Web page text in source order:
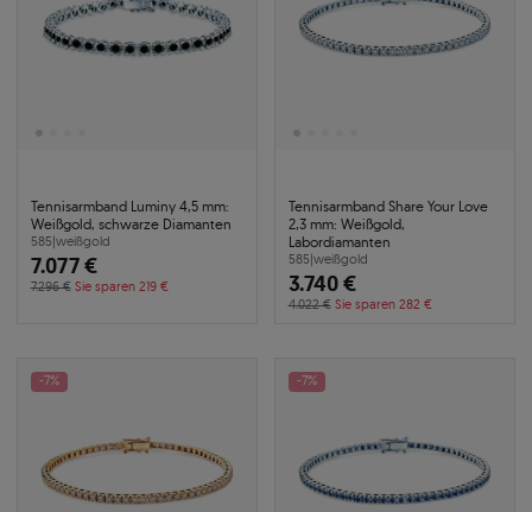
Tennisarmband Luminy 4,5 mm:
Weißgold, schwarze Diamanten
585|weißgold
7.077 €
7.296 € Sie sparen 219 €
Tennisarmband Share Your Love
2,3 mm: Weißgold,
Labordiamanten
585|weißgold
3.740 €
4.022 € Sie sparen 282 €
-7% -7%